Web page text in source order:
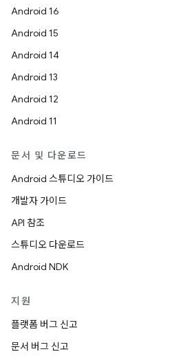
Android 16
Android 15
Android 14
Android 13
Android 12
Android 11
문서 및 다운로드
Android 스튜디오 가이드
개발자 가이드
API 참조
스튜디오 다운로드
Android NDK
지원
플랫폼 버그 신고
문서 버그 신고